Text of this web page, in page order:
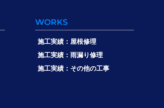
WORKS
施工実績：屋根修理
施工実績：雨漏り修理
施工実績：その他の工事